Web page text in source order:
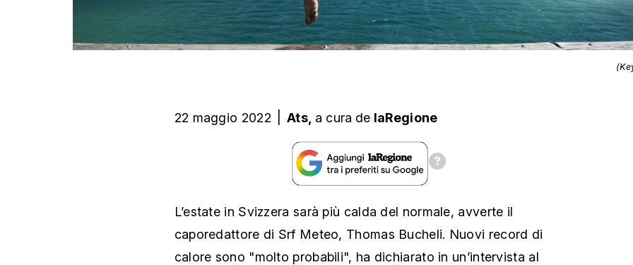
22 maggio 2022 Ats, a cura de laRegione
L’estate in Svizzera sarà più calda del normale, avverte il
caporedattore di Srf Meteo, Thomas Bucheli. Nuovi record di
calore sono "molto probabili", ha dichiarato in un’intervista al